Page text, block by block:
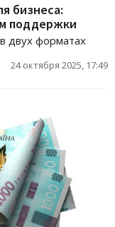
бизнеса:
поддержки
двух форматах
24 октября 2025, 17:49